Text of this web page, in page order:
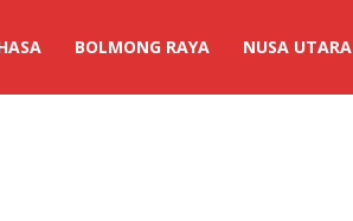
BOLMONG RAYA NUSA UTARA